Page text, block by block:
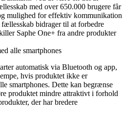
med over 650.000 brugere får
mulighed for effektiv kommunikation
bidrager til at forbedre
Saphe One+ fra andre produkter
alle smartphones
automatisk via Bluetooth og app,
hvis produktet ikke er
smartphones. Dette kan begrænse
produktet mindre attraktivt i forhold
der har bredere